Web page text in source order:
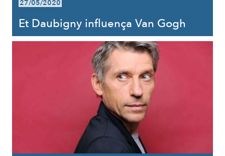
27/05/2020
Et Daubigny influença Van Gogh